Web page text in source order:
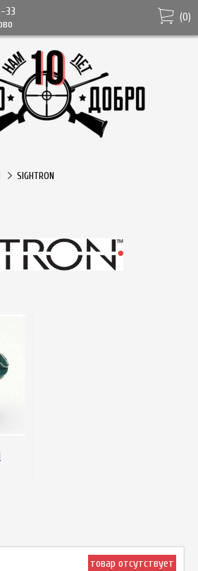
33
(0)
SIGHTRON
товар отсутствует